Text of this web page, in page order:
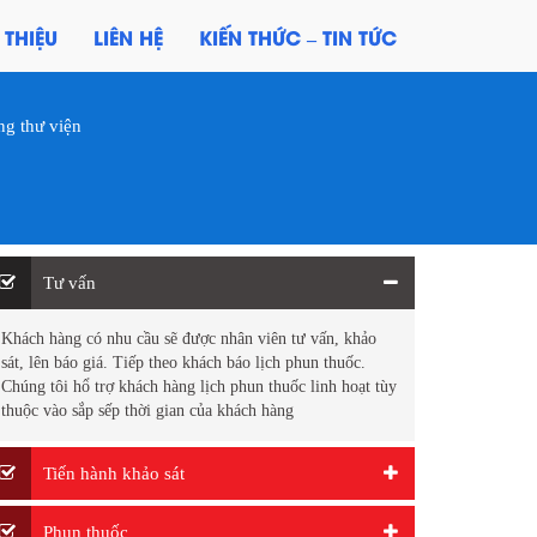
LIÊN HỆ KIẾN THỨC – TIN TỨC
thư viện
Tư vấn
Khách hàng có nhu cầu sẽ được nhân viên tư vấn, khảo
sát, lên báo giá. Tiếp theo khách báo lịch phun thuốc.
Chúng tôi hổ trợ khách hàng lịch phun thuốc linh hoạt tùy
thuộc vào sắp sếp thời gian của khách hàng
Tiến hành khảo sát
Phun thuốc